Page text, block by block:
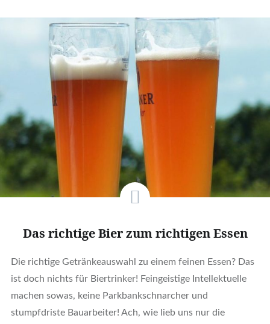
Das richtige Bier zum richtigen Essen
Die richtige Getränkeauswahl zu einem feinen Essen? Das
ist doch nichts für Biertrinker! Feingeistige Intellektuelle
machen sowas, keine Parkbankschnarcher und
stumpfdriste Bauarbeiter! Ach, wie lieb uns nur die